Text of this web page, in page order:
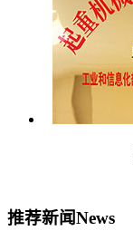
推荐新闻News